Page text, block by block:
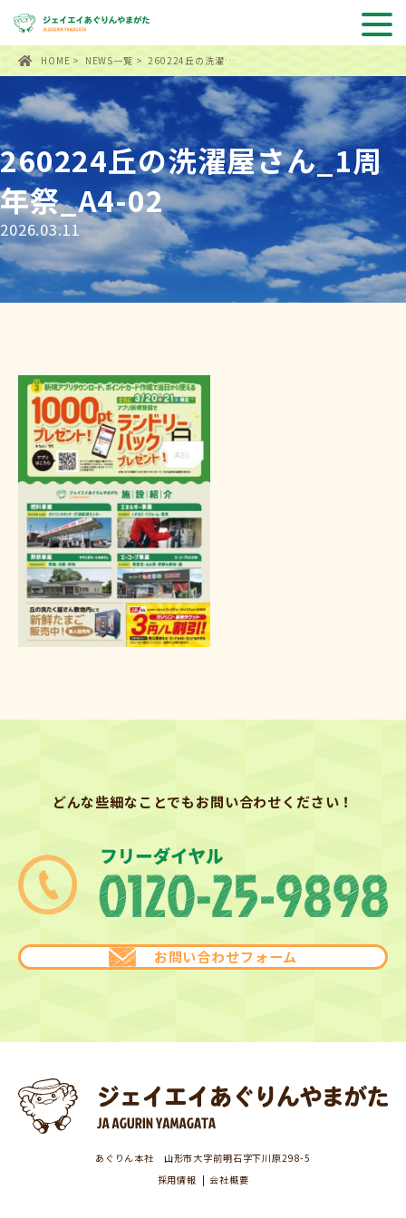
HOME > NEWS一覧 > 260224丘の洗濯…
260224丘の洗濯屋さん_1周
年祭_A4-02
2026.03.11
どんな些細なことでもお問い合わせください！
お問い合わせフォーム
あぐりん本社 山形市大字前明石字下川原298-5
採用情報
会社概要